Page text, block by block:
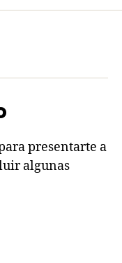
presentarte a
algunas